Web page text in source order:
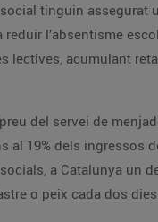
tinguin assegurat
l’absentisme
acumulant
del servei de
al 19% dels ingressos
a Catalunya un
o peix cada dos